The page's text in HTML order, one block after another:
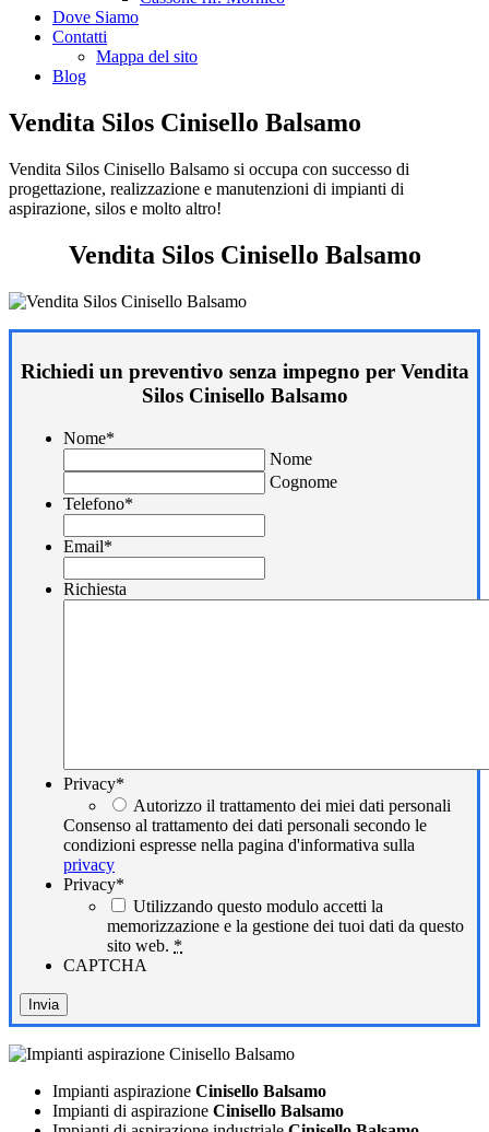
Dove Siamo
Contatti
Mappa del sito
Blog
Vendita Silos Cinisello Balsamo
Vendita Silos Cinisello Balsamo si occupa con successo di
progettazione, realizzazione e manutenzioni di impianti di
aspirazione, silos e molto altro!
Vendita Silos Cinisello Balsamo
Richiedi un preventivo senza impegno per Vendita
Silos Cinisello Balsamo
Nome*
Nome
Cognome
Telefono*
Email*
Richiesta
Privacy*
Autorizzo il trattamento dei miei dati personali
Consenso al trattamento dei dati personali secondo le
condizioni espresse nella pagina d'informativa sulla
privacy
Privacy*
Utilizzando questo modulo accetti la
memorizzazione e la gestione dei tuoi dati da questo
sito web. *
CAPTCHA
Impianti aspirazione Cinisello Balsamo
Impianti di aspirazione Cinisello Balsamo